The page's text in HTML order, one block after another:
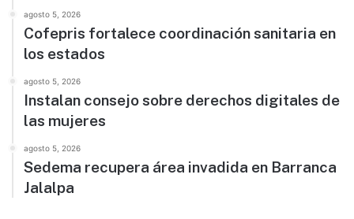
agosto 5, 2026
Cofepris fortalece coordinación sanitaria en
los estados
agosto 5, 2026
Instalan consejo sobre derechos digitales de
las mujeres
agosto 5, 2026
Sedema recupera área invadida en Barranca
Jalalpa